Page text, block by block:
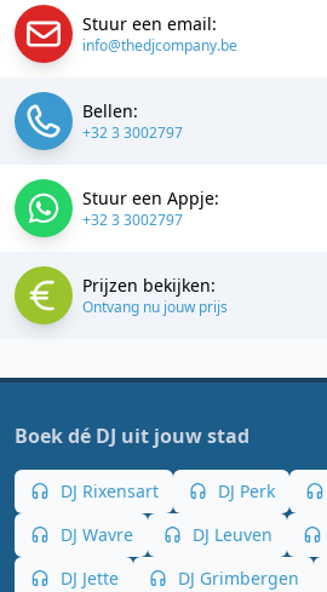
Stuur een email:
info@thedjcompany.be
Bellen:
+32 3 3002797
Stuur een Appje:
+32 3 3002797
Prijzen bekijken:
Ontvang nu jouw prijs
Boek dé DJ uit jouw stad
DJ Rixensart DJ Perk
DJ Wavre
DJ Leuven
DJ Jette
DJ Grimbergen